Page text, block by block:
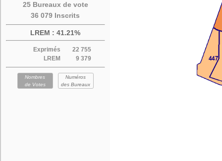
25 Bureaux de vote
36 079 Inscrits
LREM : 41.21%
Exprimés
22 755
LREM
9 379
Nombres
de Votes
Numéros
des Bureaux